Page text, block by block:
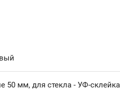
50 мм, для стекла - УФ-склейка